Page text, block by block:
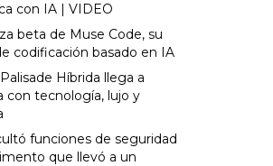
con IA | VIDEO
beta de Muse Code, su
codificación basado en IA
Híbrida llega a
con tecnología, lujo y
funciones de seguridad
que llevó a un